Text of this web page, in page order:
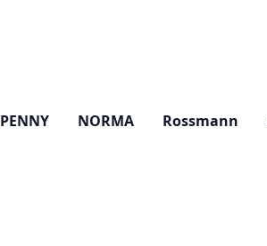
PENNY NORMA Rossmann